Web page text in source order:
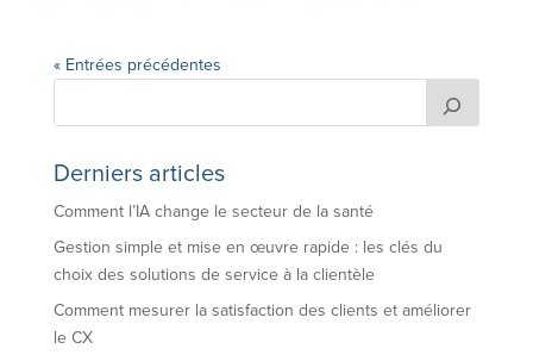
« Entrées précédentes
Derniers articles
Comment l’IA change le secteur de la santé
Gestion simple et mise en œuvre rapide : les clés du
choix des solutions de service à la clientèle
Comment mesurer la satisfaction des clients et améliorer
le CX